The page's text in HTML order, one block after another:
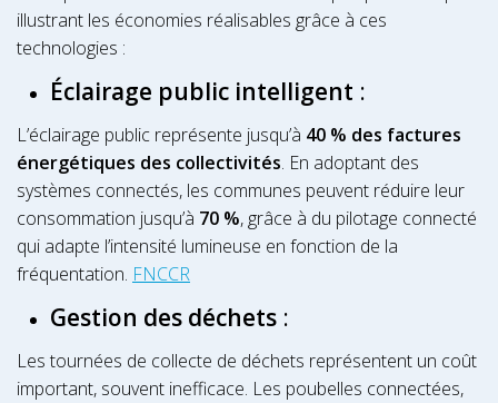
illustrant les économies réalisables grâce à ces
technologies :
Éclairage public intelligent :
L’éclairage public représente jusqu’à 40 % des factures
énergétiques des collectivités. En adoptant des
systèmes connectés, les communes peuvent réduire leur
consommation jusqu’à 70 %, grâce à du pilotage connecté
qui adapte l’intensité lumineuse en fonction de la
fréquentation. FNCCR
Gestion des déchets :
Les tournées de collecte de déchets représentent un coût
important, souvent inefficace. Les poubelles connectées,